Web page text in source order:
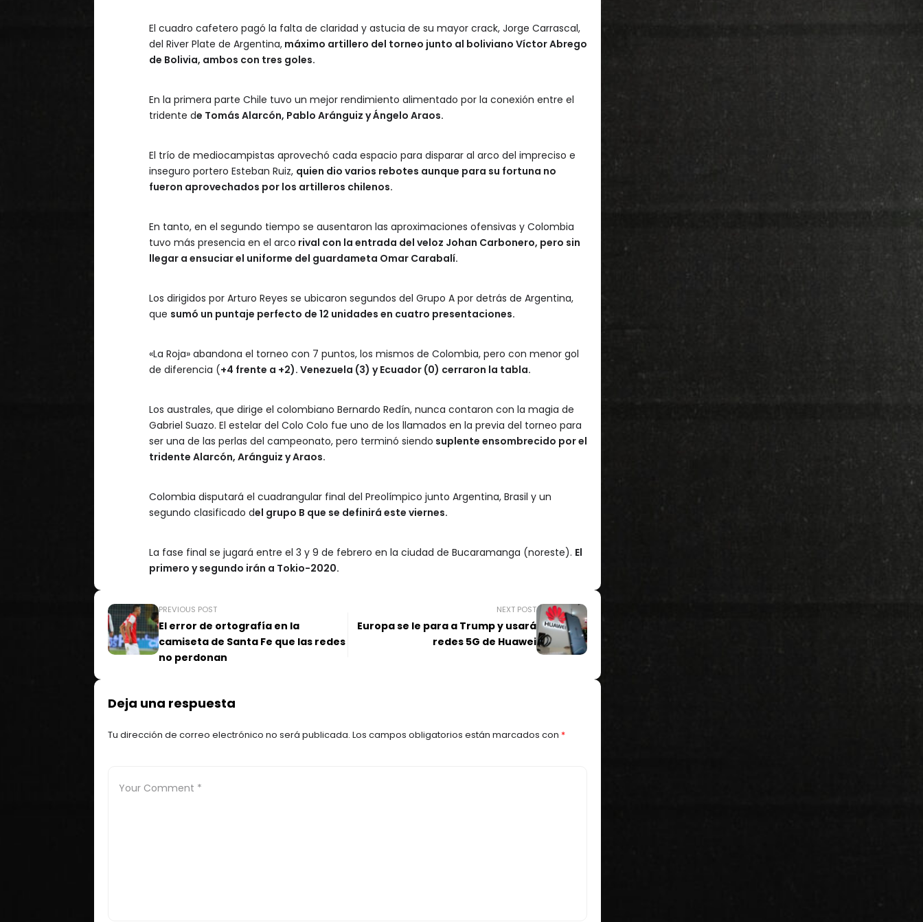
El cuadro cafetero pagó la falta de claridad y astucia de su mayor crack, Jorge Carrascal,
del River Plate de Argentina, máximo artillero del torneo junto al boliviano Víctor Abrego
de Bolivia, ambos con tres goles.
En la primera parte Chile tuvo un mejor rendimiento alimentado por la conexión entre el
tridente de Tomás Alarcón, Pablo Aránguiz y Ángelo Araos.
El trío de mediocampistas aprovechó cada espacio para disparar al arco del impreciso e
inseguro portero Esteban Ruiz, quien dio varios rebotes aunque para su fortuna no
fueron aprovechados por los artilleros chilenos.
En tanto, en el segundo tiempo se ausentaron las aproximaciones ofensivas y Colombia
tuvo más presencia en el arco rival con la entrada del veloz Johan Carbonero, pero sin
llegar a ensuciar el uniforme del guardameta Omar Carabalí.
Los dirigidos por Arturo Reyes se ubicaron segundos del Grupo A por detrás de Argentina,
que sumó un puntaje perfecto de 12 unidades en cuatro presentaciones.
«La Roja» abandona el torneo con 7 puntos, los mismos de Colombia, pero con menor gol
de diferencia (+4 frente a +2). Venezuela (3) y Ecuador (0) cerraron la tabla.
Los australes, que dirige el colombiano Bernardo Redín, nunca contaron con la magia de
Gabriel Suazo. El estelar del Colo Colo fue uno de los llamados en la previa del torneo para
ser una de las perlas del campeonato, pero terminó siendo suplente ensombrecido por el
tridente Alarcón, Aránguiz y Araos.
Colombia disputará el cuadrangular final del Preolímpico junto Argentina, Brasil y un
segundo clasificado del grupo B que se definirá este viernes.
La fase final se jugará entre el 3 y 9 de febrero en la ciudad de Bucaramanga (noreste). El
primero y segundo irán a Tokio-2020.
PREVIOUS POST
El error de ortografía en la
camiseta de Santa Fe que las redes
no perdonan
NEXT POST
Europa se le para a Trump y usará
redes 5G de Huawei
Deja una respuesta
Tu dirección de correo electrónico no será publicada. Los campos obligatorios están marcados con *